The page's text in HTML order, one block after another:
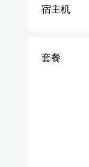
宿主机
套餐